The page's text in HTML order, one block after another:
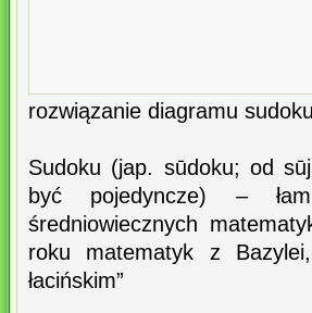
rozwiązanie diagramu
Sudoku (jap. sūdoku; od
być pojedyncze) –
średniowiecznych
roku matematyk z
łacińskim”